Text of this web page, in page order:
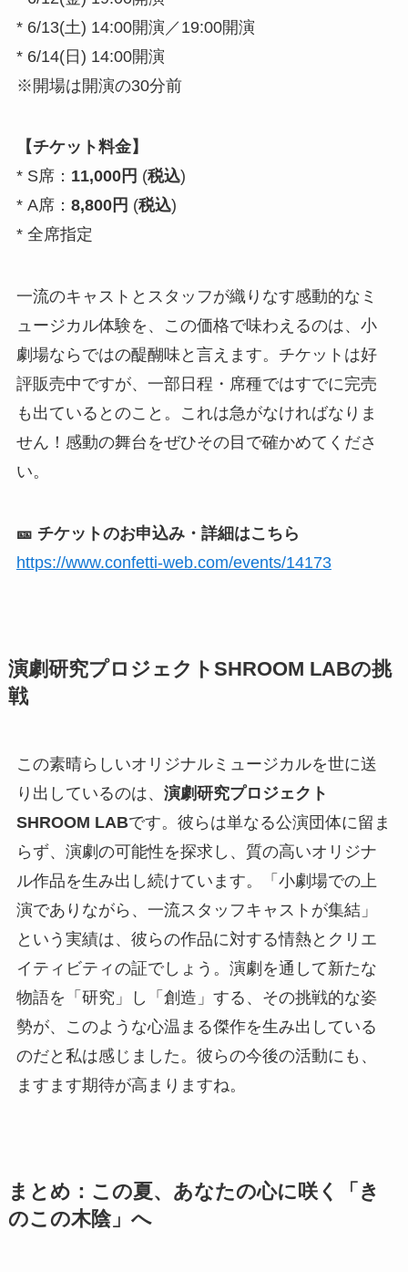
* 6/13(土) 14:00開演／19:00開演
* 6/14(日) 14:00開演
※開場は開演の30分前
【チケット料金】
* S席： 11,000円 (税込)
* A席： 8,800円 (税込)
* 全席指定
一流のキャストとスタッフが織りなす感動的なミ
ュージカル体験を、この価格で味わえるのは、小
劇場ならではの醍醐味と言えます。チケットは好
評販売中ですが、一部日程・席種ではすでに完売
も出ているとのこと。これは急がなければなりま
せん！感動の舞台をぜひその目で確かめてくださ
い。
🎫 チケットのお申込み・詳細はこちら
https://www.confetti-web.com/events/14173
演劇研究プロジェクトSHROOM LABの挑
戦
この素晴らしいオリジナルミュージカルを世に送
り出しているのは、 演劇研究プロジェクト
SHROOM LABです。彼らは単なる公演団体に留ま
らず、演劇の可能性を探求し、質の高いオリジナ
ル作品を生み出し続けています。「小劇場での上
演でありながら、一流スタッフキャストが集結」
という実績は、彼らの作品に対する情熱とクリエ
イティビティの証でしょう。演劇を通して新たな
物語を「研究」し「創造」する、その挑戦的な姿
勢が、このような心温まる傑作を生み出している
のだと私は感じました。彼らの今後の活動にも、
ますます期待が高まりますね。
まとめ：この夏、あなたの心に咲く「き
のこの木陰」へ